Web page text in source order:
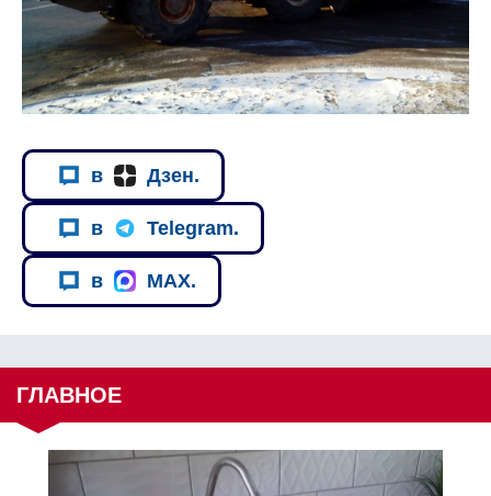
в Дзен.
в Telegram.
в MAX.
ГЛАВНОЕ